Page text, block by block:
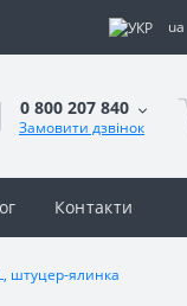
ua
0 800 207 840
Замовити дзвінок
Контакти
штуцер-ялинка